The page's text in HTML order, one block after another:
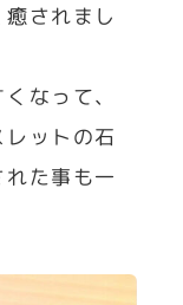
されまし
なって、
ットの石
た事も一